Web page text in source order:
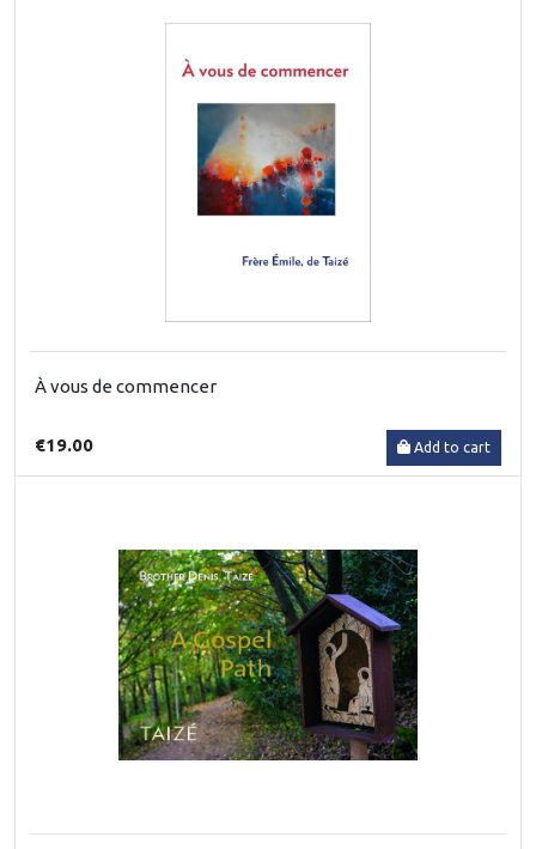
À vous de commencer
€19.00 Add to cart